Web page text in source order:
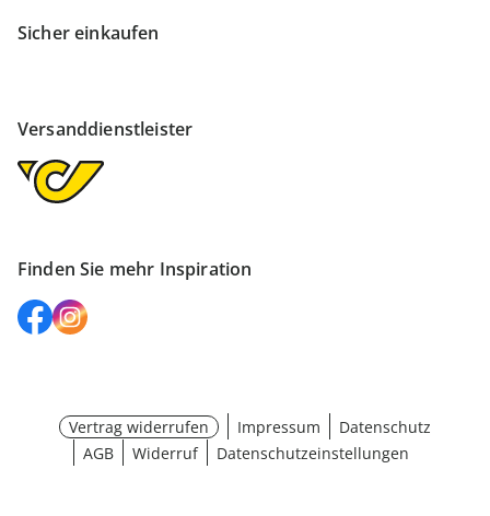
Sicher einkaufen
Versanddienstleister
Finden Sie mehr Inspiration
Vertrag widerrufen Impressum
Datenschutz
AGB
Widerruf Datenschutzeinstellungen